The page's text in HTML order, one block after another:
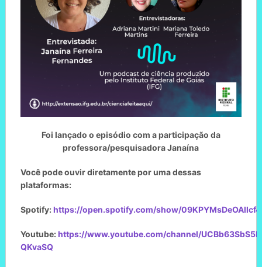
Foi lançado o episódio com a participação da
professora/pesquisadora Janaína
Você pode ouvir diretamente por uma dessas
plataformas:
Spotify:https://open.spotify.com/show/
Youtube:https://www.youtube.com/channel/
QKvaSQ